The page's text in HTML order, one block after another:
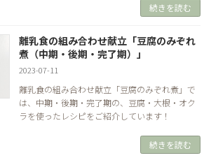
続きを読む
離乳食の組み合わせ献立「豆腐のみぞれ
煮（中期・後期・完了期）」
2023-07-11
離乳食の組み合わせ献立「豆腐のみぞれ煮」で
は、中期・後期・完了期の、豆腐・大根・オク
ラを使ったレシピをご紹介しています！
続きを読む